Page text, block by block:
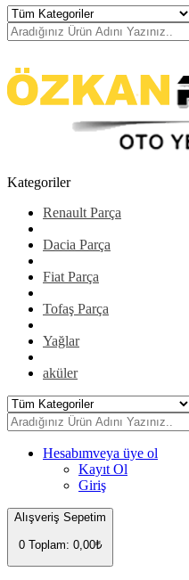
Kategoriler
Renault Parça
Dacia Parça
Fiat Parça
Tofaş Parça
Yağlar
aküler
Hesabımveya üye ol
Kayıt Ol
Giriş
Alışveriş Sepetim
0Toplam: 0,00₺